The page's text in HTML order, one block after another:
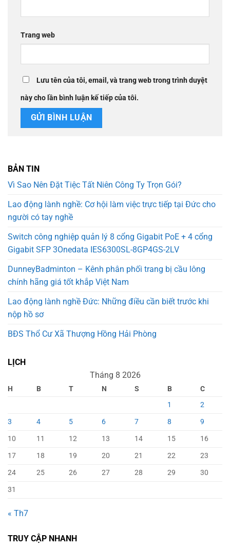
Trang web
Lưu tên của tôi, email, và trang web trong trình duyệt
này cho lần bình luận kế tiếp của tôi.
BẢN TIN
Vì Sao Nên Đặt Tiệc Tất Niên Công Ty Trọn Gói?
Lao động lành nghề: Cơ hội làm việc trực tiếp tại Đức cho
người có tay nghề
Switch công nghiệp quản lý 8 cổng Gigabit PoE + 4 cổng
Gigabit SFP 3Onedata IES6300SL-8GP4GS-2LV
DunneyBadminton – Kênh phân phối trang bị cầu lông
chính hãng giá tốt khắp Việt Nam
Lao động lành nghề Đức: Những điều cần biết trước khi
nộp hồ sơ
BĐS Thổ Cư Xã Thượng Hồng Hải Phòng
LỊCH
Tháng 8 2026
H B T N S B
C
1
2
3
4 5 6 7 8
9
10
11 12 13 14 15
16
17
18 19 20 21 22
23
24
25 26 27 28 29
30
31
« Th7
TRUY CẬP NHANH